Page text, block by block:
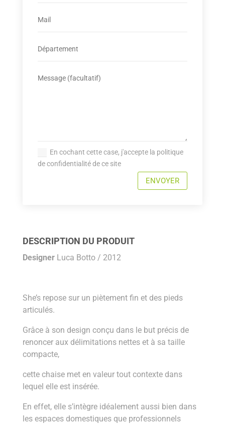
En cochant cette case, j'accepte la politique
de confidentialité de ce site
ENVOYER
DESCRIPTION DU PRODUIT
Designer Luca Botto / 2012
She’s repose sur un piètement fin et des pieds
articulés.
Grâce à son design conçu dans le but précis de
renoncer aux délimitations nettes et à sa taille
compacte,
cette chaise met en valeur tout contexte dans
lequel elle est insérée.
En effet, elle s’intègre idéalement aussi bien dans
les espaces domestiques que professionnels